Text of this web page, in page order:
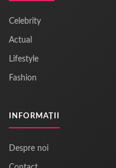
Celebrity
Actual
Lifestyle
Fashion
INFORMAȚII
Despre noi